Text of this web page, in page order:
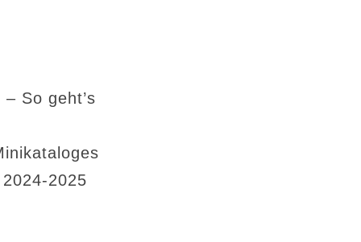
So geht’s
2025